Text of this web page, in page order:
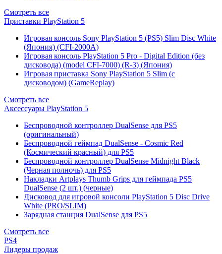
Смотреть все
Приставки PlayStation 5
Игровая консоль Sony PlayStation 5 (PS5) Slim Disc White
(Япония) (CFI-2000A)
Игровая консоль PlayStation 5 Pro - Digital Edition (без
дисковода) (model CFI-7000) (R-3) (Япония)
Игровая приставка Sony PlayStation 5 Slim (с
дисководом) (GameReplay)
Смотреть все
Аксессуары PlayStation 5
Беспроводной контроллер DualSense для PS5
(оригинальный)
Беспроводной геймпад DualSense - Cosmic Red
(Космический красный) для PS5
Беспроводной контроллер DualSense Midnight Black
(Черная полночь) для PS5
Накладки Artplays Thumb Grips для геймпада PS5
DualSense (2 шт.) (черные)
Дисковод для игровой консоли PlayStation 5 Disc Drive
White (PRO/SLIM)
Зарядная станция DualSense для PS5
Смотреть все
PS4
Лидеры продаж